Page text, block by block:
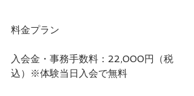
料金プラン
入会金・事務手数料：22,000円（税
込）※体験当日入会で無料